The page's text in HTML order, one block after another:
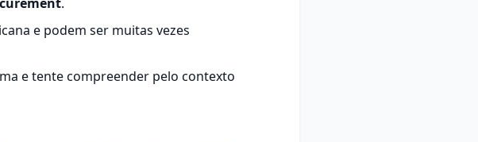
e podem ser muitas vezes
e tente compreender pelo contexto